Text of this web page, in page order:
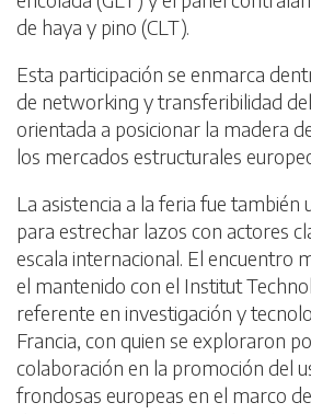
de haya y pino (CLT).
Esta participación se enmarca
de networking y transferibilidad
orientada a posicionar la madera
los mercados estructurales
La asistencia a la feria fue también
para estrechar lazos con actores
escala internacional. El encuentro
el mantenido con el Institut
referente en investigación y
Francia, con quien se exploraron
colaboración en la promoción del
frondosas europeas en el marco